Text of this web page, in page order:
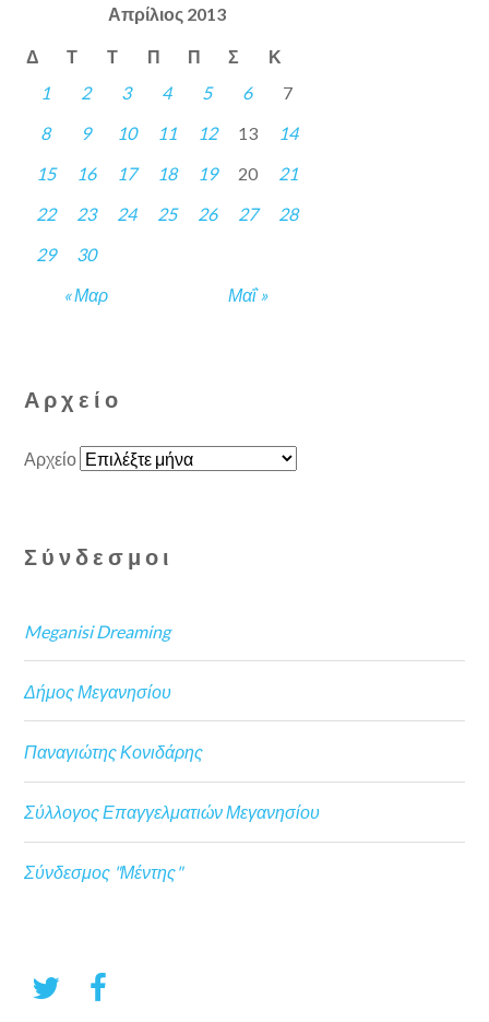
Απρίλιος 2013
Δ Τ Τ Π Π Σ Κ
« Μαρ Μαΐ »
1 2 3 4 5 6
7
8
9 10 11 12 13
14
15
16 17 18 19 20
21
22
23 24 25 26 27
28
29
30
Αρχείο
Αρχείο
Σύνδεσμοι
Meganisi Dreaming
Δήμος Μεγανησίου
Παναγιώτης Κονιδάρης
Σύλλογος Επαγγελματιών Μεγανησίου
Σύνδεσμος "Μέντης"